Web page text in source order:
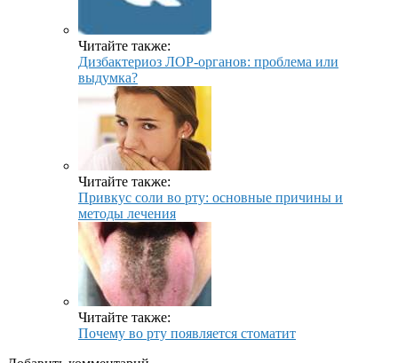
Читайте также:
Дизбактериоз ЛОР-органов: проблема или
выдумка?
Читайте также:
Привкус соли во рту: основные причины и
методы лечения
Читайте также:
Почему во рту появляется стоматит